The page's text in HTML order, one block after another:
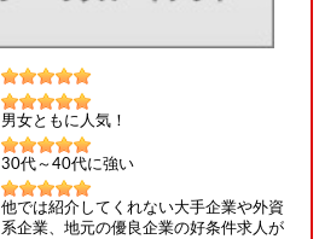
男女ともに人気！
30代～40代に強い
他では紹介してくれない大手企業や外資
系企業、地元の優良企業の好条件求人が